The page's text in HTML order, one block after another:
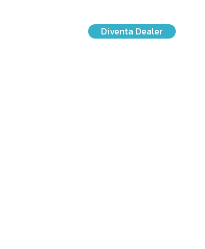
Diventa Dealer